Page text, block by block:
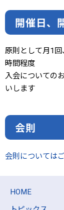
開催日、
原則として月1
時間程度
入会についての
いします
会則
会則については
HOME